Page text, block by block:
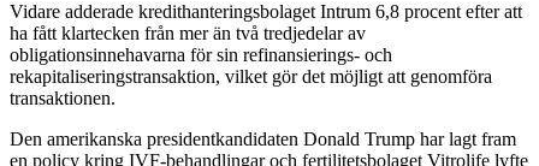
Vidare adderade kredithanteringsbolaget Intrum 6,8 procent efter att
ha fått klartecken från mer än två tredjedelar av
obligationsinnehavarna för sin refinansierings- och
rekapitaliseringstransaktion, vilket gör det möjligt att genomföra
transaktionen.
Den amerikanska presidentkandidaten Donald Trump har lagt fram
en policy kring IVF-behandlingar och fertilitetsbolaget Vitrolife lyfte